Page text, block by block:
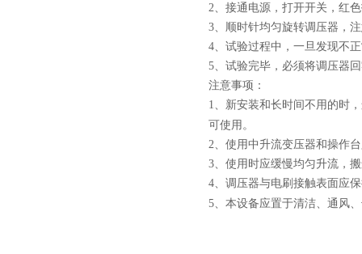
2、接通电源，打开开关，红
3、顺时针均匀旋转调压器，
4、试验过程中，一旦发现不
5、试验完毕，必须将调压器
注意事项：
1、新安装和长时间不用的时
可使用。
2、使用中升流变压器和操作
3、使用时应缓慢均匀升流，
4、调压器与电刷接触表面应
5、本设备应置于清洁、通风